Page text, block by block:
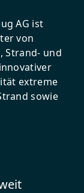
AG ist
von
Strand- und
extreme
sowie